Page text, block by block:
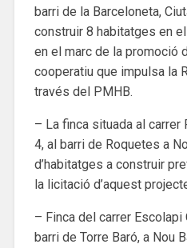
barri de la Barceloneta,
construir 8 habitatges en
en el marc de la promoció
cooperatiu que impulsa la
través del PMHB.
– La finca situada al carrer
4, al barri de Roquetes a
d’habitatges a construir
la licitació d’aquest
– Finca del carrer Escolapi
barri de Torre Baró, a Nou